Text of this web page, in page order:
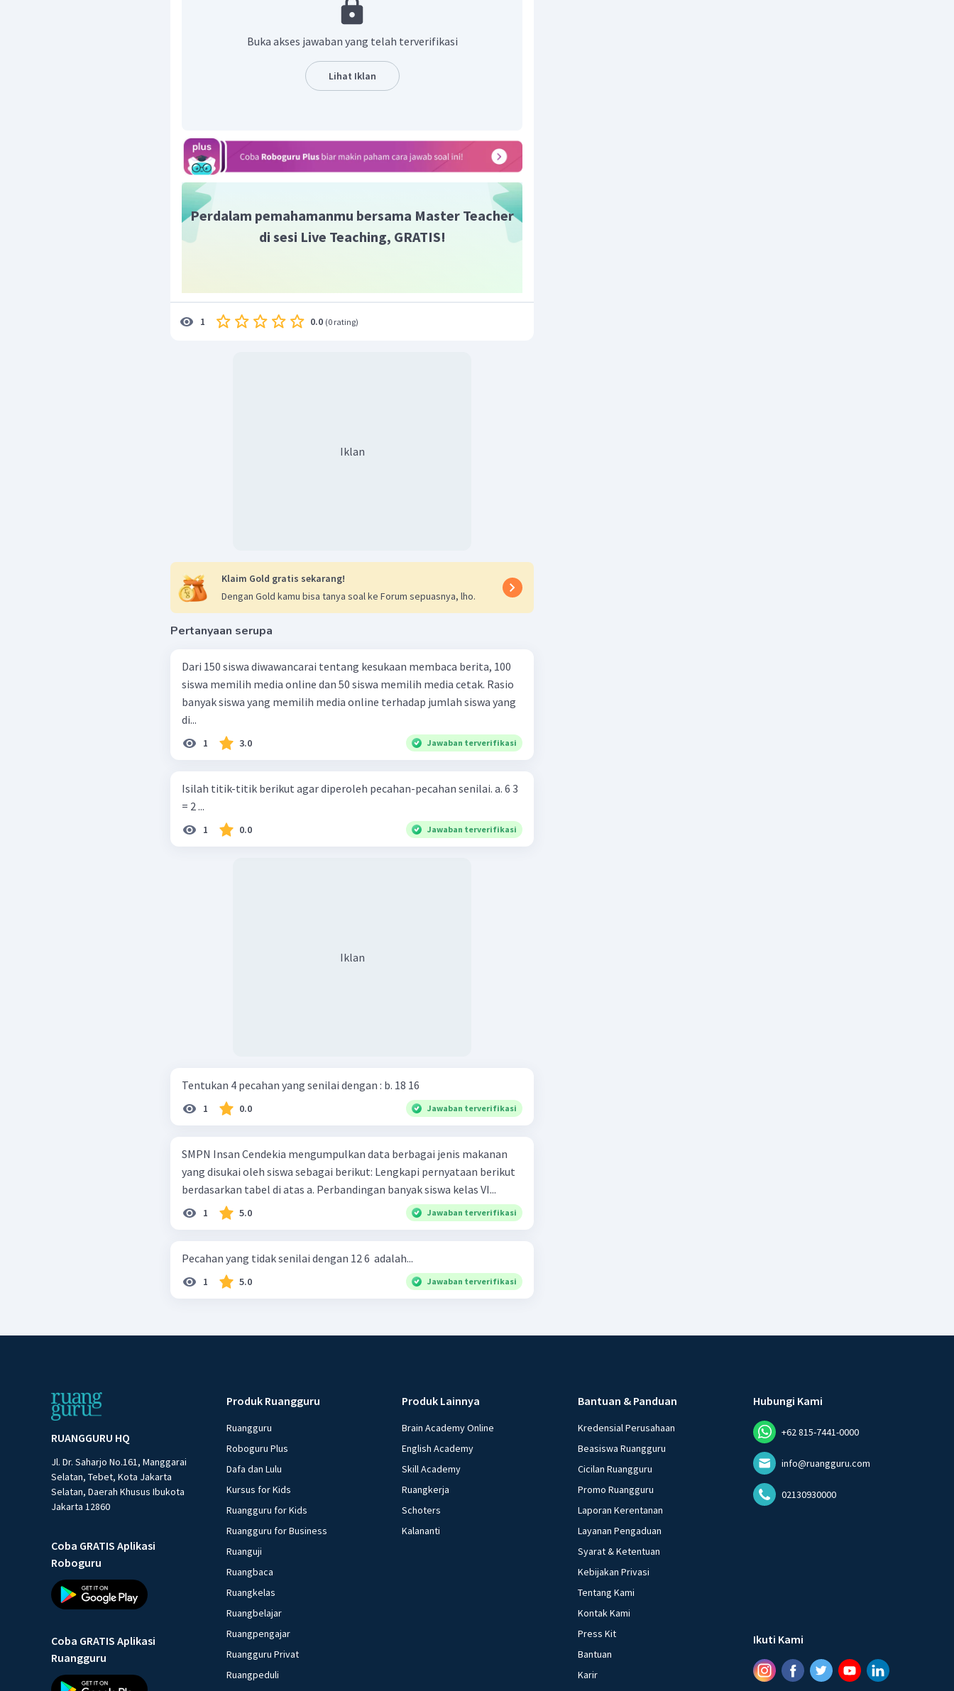
=
Oleh karena itu, jawaban yang benar adalah D.
Buka akses jawaban yang telah terverifikasi
Lihat Iklan
Perdalam pemahamanmu bersama Master Teacher
di sesi Live Teaching, GRATIS!
1 0.0 (0 rating)
Iklan
Klaim Gold gratis sekarang!
Dengan Gold kamu bisa tanya soal ke Forum sepuasnya, lho.
Pertanyaan serupa
Dari 150 siswa diwawancarai tentang kesukaan membaca berita, 100
siswa memilih media online dan 50 siswa memilih media cetak. Rasio
banyak siswa yang memilih media online terhadap jumlah siswa yang
di...
1 3.0 Jawaban terverifikasi
Isilah titik-titik berikut agar diperoleh pecahan-pecahan senilai. a. 6 3 ​
= 2 ... ​
1 0.0 Jawaban terverifikasi
Iklan
Tentukan 4 pecahan yang senilai dengan : b. 18 16 ​
1 0.0 Jawaban terverifikasi
SMPN Insan Cendekia mengumpulkan data berbagai jenis makanan
yang disukai oleh siswa sebagai berikut: Lengkapi pernyataan berikut
berdasarkan tabel di atas a. Perbandingan banyak siswa kelas VI...
1 5.0 Jawaban terverifikasi
Pecahan yang tidak senilai dengan 12 6 ​ adalah...
1 5.0 Jawaban terverifikasi
RUANGGURU HQ
Jl. Dr. Saharjo No.161, Manggarai
Selatan, Tebet, Kota Jakarta
Selatan, Daerah Khusus Ibukota
Jakarta 12860
Coba GRATIS Aplikasi
Roboguru
Coba GRATIS Aplikasi
Ruangguru
Produk Ruangguru
Ruangguru
Roboguru Plus
Dafa dan Lulu
Kursus for Kids
Ruangguru for Kids
Ruangguru for Business
Ruanguji
Ruangbaca
Ruangkelas
Ruangbelajar
Ruangpengajar
Ruangguru Privat
Ruangpeduli
Produk Lainnya
Brain Academy Online
English Academy
Skill Academy
Ruangkerja
Schoters
Kalananti
Bantuan & Panduan
Kredensial Perusahaan
Beasiswa Ruangguru
Cicilan Ruangguru
Promo Ruangguru
Laporan Kerentanan
Layanan Pengaduan
Syarat & Ketentuan
Kebijakan Privasi
Tentang Kami
Kontak Kami
Press Kit
Bantuan
Karir
Hubungi Kami
+62 815-7441-0000
info@ruangguru.com
02130930000
Ikuti Kami